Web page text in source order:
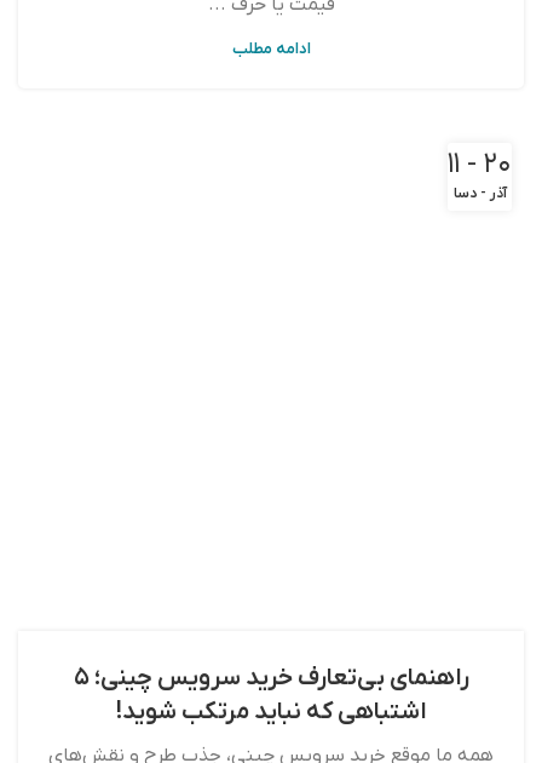
قیمت یا حرف ...
ادامه مطلب
۲۰ - ۱۱
آذر - دسا
راهنمای بی‌تعارف خرید سرویس چینی؛ ۵
اشتباهی که نباید مرتکب شوید!
همه ما موقع خرید سرویس چینی، جذب طرح و نقش‌های